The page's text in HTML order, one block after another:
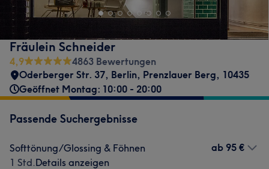
Fräulein Schneider
4,9
4863 Bewertungen
Oderberger Str. 37, Berlin, Prenzlauer Berg, 10435
Geöffnet Montag: 10:00 - 20:00
Passende Suchergebnisse
Softtönung/Glossing & Föhnen
1 Std.Details anzeigen
ab 95 €